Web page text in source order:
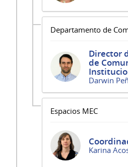
Departamento de
Director
de
Darwin
Espacios MEC
Karina